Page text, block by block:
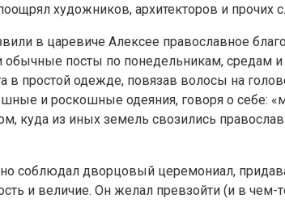
художников, архитекторов и прочих
в царевиче Алексее православное
посты по понедельникам, средам и
в простой одежде, повязав волосы на
и роскошные одеяния, говоря о себе:
куда из иных земель свозились
соблюдал дворцовый церемониал,
и величие. Он желал превзойти (и в чем-